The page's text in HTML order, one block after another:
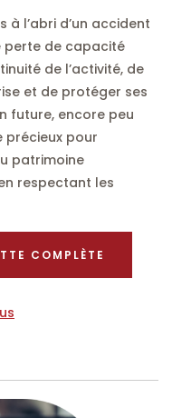
à l’abri d’un accident
perte de capacité
de l’activité, de
et de protéger ses
future, encore peu
précieux pour
patrimoine
respectant les
COMPLÈTE